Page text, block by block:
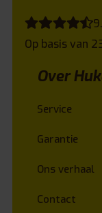
Op basis van
Over
Service
Garantie
Ons verhaal
Contact